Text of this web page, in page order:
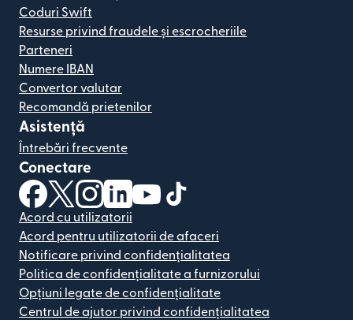
Coduri Swift
Resurse privind fraudele și escrocheriile
Parteneri
Numere IBAN
Convertor valutar
Recomandă prietenilor
Asistență
Întrebări frecvente
Conectare
(se deschide într-o fereastră nouă)
(se deschide într-o fereastră nouă)
(se deschide într-o fereastră nouă)
(se deschide într-o fereastră nouă)
(se deschide într-o fereastră
Acord cu utilizatorii
Acord pentru utilizatorii de afaceri
Notificare privind confidențialitatea
Politica de confidențialitate a furnizorului
Opțiuni legate de confidențialitate
Centrul de ajutor privind confidențialitatea